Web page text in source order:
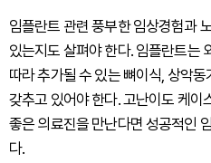
임플란트 관련 풍부한 임상경험과
있는지도 살펴야 한다. 임플란트는
따라 추가될 수 있는 뼈이식, 상악
갖추고 있어야 한다. 고난이도 케이
좋은 의료진을 만난다면 성공적인
다.